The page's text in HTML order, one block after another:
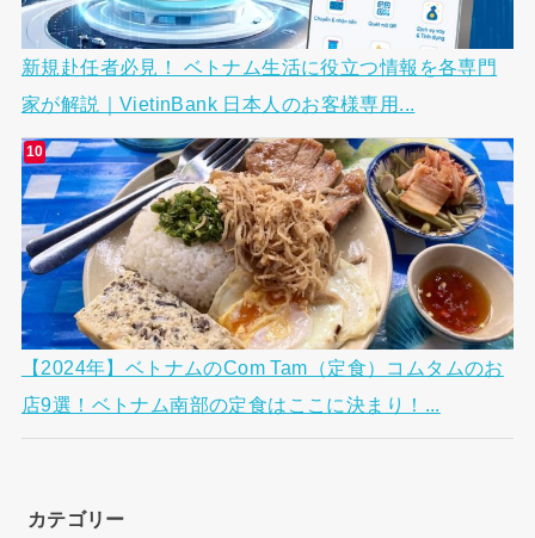
新規赴任者必見！ ベトナム生活に役立つ情報を各専門
家が解説｜VietinBank 日本人のお客様専用...
【2024年】ベトナムのCom Tam（定食）コムタムのお
店9選！ベトナム南部の定食はここに決まり！...
カテゴリー